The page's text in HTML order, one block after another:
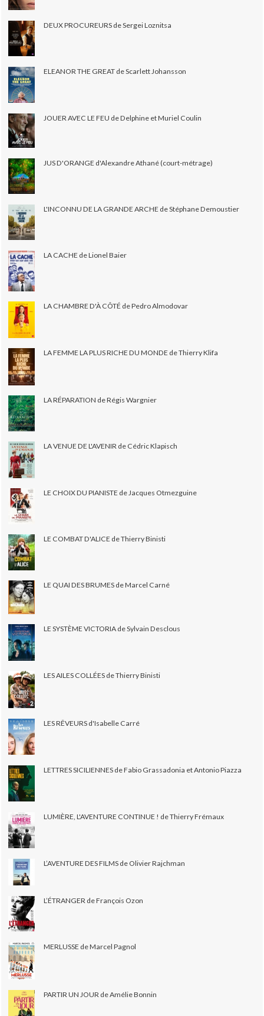
DEUX PROCUREURS de Sergei Loznitsa
ELEANOR THE GREAT de Scarlett Johansson
JOUER AVEC LE FEU de Delphine et Muriel Coulin
JUS D'ORANGE d'Alexandre Athané (court-métrage)
L'INCONNU DE LA GRANDE ARCHE de Stéphane Demoustier
LA CACHE de Lionel Baier
LA CHAMBRE D'À CÔTÉ de Pedro Almodovar
LA FEMME LA PLUS RICHE DU MONDE de Thierry Klifa
LA RÉPARATION de Régis Wargnier
LA VENUE DE L'AVENIR de Cédric Klapisch
LE CHOIX DU PIANISTE de Jacques Otmezguine
LE COMBAT D'ALICE de Thierry Binisti
LE QUAI DES BRUMES de Marcel Carné
LE SYSTÈME VICTORIA de Sylvain Desclous
LES AILES COLLÉES de Thierry Binisti
LES RÊVEURS d'Isabelle Carré
LETTRES SICILIENNES de Fabio Grassadonia et Antonio Piazza
LUMIÈRE, L'AVENTURE CONTINUE ! de Thierry Frémaux
L’AVENTURE DES FILMS de Olivier Rajchman
L’ÉTRANGER de François Ozon
MERLUSSE de Marcel Pagnol
PARTIR UN JOUR de Amélie Bonnin